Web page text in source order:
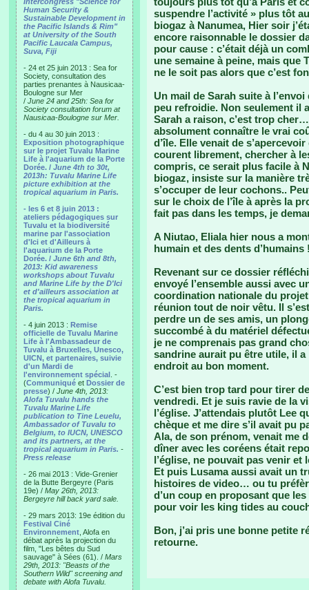
Human Security &
Sustainable Development in
the Pacific Islands & Rim"
at University of the South
Pacific Laucala Campus,
Suva, Fiji
- 24 et 25 juin 2013 : Sea for
Society, consultation des
parties prenantes à Nausicaa-
Boulogne sur Mer
/ June 24 and 25th: Sea for
Society consultation forum at
Nausicaa-Boulogne sur Mer.
- du 4 au 30 juin 2013 :
Exposition photographique
sur le projet Tuvalu Marine
Life à l'aquarium de la Porte
Dorée. / June 4th to 30t,
2013h: Tuvalu Marine Life
picture exhibition at the
tropical aquarium in Paris.
- les 6 et 8 juin 2013 :
ateliers pédagogiques sur
Tuvalu et la biodiversité
marine par l'association
d'Ici et d'Ailleurs à
l'aquarium de la Porte
Dorée. / June 6th and 8th,
2013: Kid awareness
workshops about Tuvalu
and Marine Life by the D'Ici
et d'ailleurs association at
the tropical aquarium in
Paris.
- 4 juin 2013 : Remise
officielle de Tuvalu Marine
Life à l'Ambassadeur de
Tuvalu à Bruxelles, Unesco,
UICN, et partenaires, suivie
d'un Mardi de
l'environnement spécial . -
(Communiqué et Dossier de
presse) / June 4th, 2013:
Alofa Tuvalu hands the
Tuvalu Marine Life
publication to Tine Leuelu,
Ambassador of Tuvalu to
Belgium, to IUCN, UNESCO
and its partners, at the
tropical aquarium in Paris. -
Press release
- 26 mai 2013 : Vide-Grenier
de la Butte Bergeyre (Paris
19e) / May 26th, 2013:
Bergeyre hill back yard sale.
- 29 mars 2013: 19e édition du
Festival Ciné
Environnement , Alofa en
débat après la projection du
film, "Les bêtes du Sud
sauvage" à Sées (61). / Mars
29th, 2013: "Beasts of the
Southern Wild" screening and
debate with Alofa Tuvalu.
suspendre l’activité » plus tôt
biogaz à Nanumea, Hier soir
encore raisonnable le dossier
pour cause : c’était déjà un
une semaine à peine, mais que
ne le soit pas alors que c’est
Un mail de Sarah suite à
peu refroidie. Non seulement il
Sarah a raison, c’est trop
absolument connaître le vrai
d’île. Elle venait de
courent librement, chercher à
compris, ce serait plus facile à
biogaz, insiste sur la manière
s’occuper de leur cochons..
sur le choix de l’île à après la
fait pas dans les temps, je
A Niutao, Eliala hier nous a
humain et des dents
Revenant sur ce dossier
envoyé l’ensemble aussi avec
coordination nationale du
réunion tout de noir vêtu. Il
perdre un de ses amis, un
succombé à du matériel
je ne comprenais pas grand
sandrine aurait pu être utile, il
endroit au bon moment.
C’est bien trop tard pour tirer
vendredi. Et je suis ravie de la
l’église. J’attendais plutôt Lee
chèque et me dire s’il avait pu
Ala, de son prénom, venait me
dîner avec les coréens était
l’église, ne pouvait pas venir et
Et puis Lusama aussi avait un
histoires de video… ou tu
d’un coup en proposant que
pour voir les king tides au
Bon, j’ai pris une bonne petite
retourne.